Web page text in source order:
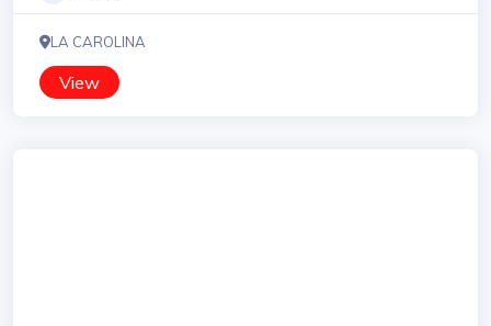
LA CAROLINA
View